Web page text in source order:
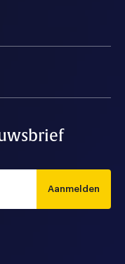
Aanmelden